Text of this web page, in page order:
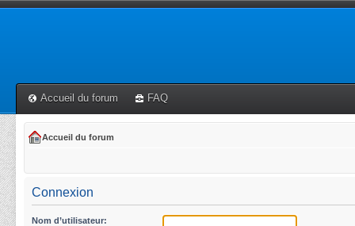
Accueil du forum FAQ
Accueil du forum
Connexion
Nom d’utilisateur: